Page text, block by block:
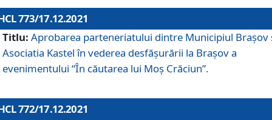
773/17.12.2021
Titlu: Aprobarea parteneriatului dintre Municipiul Brașov
Asociatia Kastel în vederea desfăşurării la Brașov a
evenimentului “În căutarea lui Moș Crăciun”.
772/17.12.2021